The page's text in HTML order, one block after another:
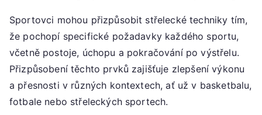
Sportovci mohou přizpůsobit střelecké techniky tím,
že pochopí specifické požadavky každého sportu,
včetně postoje, úchopu a pokračování po výstřelu.
Přizpůsobení těchto prvků zajišťuje zlepšení výkonu
a přesnosti v různých kontextech, ať už v basketbalu,
fotbale nebo střeleckých sportech.